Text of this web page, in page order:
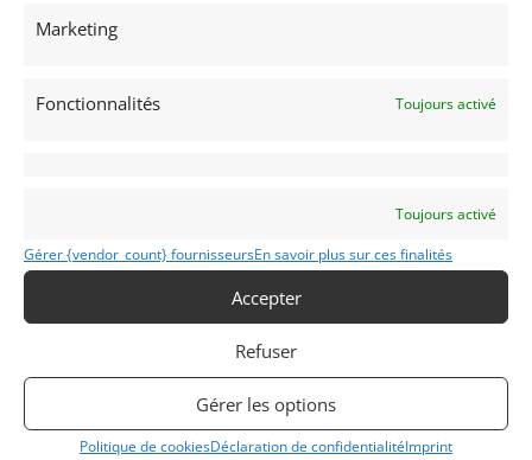
Marketing
Fonctionnalités Toujours activé
Toujours activé
Gérer {vendor_count} fournisseursEn savoir plus sur ces finalités
Accepter
Refuser
Gérer les options
Politique de cookiesDéclaration de confidentialitéImprint
Spares Included:
2 Radiators
Partager cette annonce